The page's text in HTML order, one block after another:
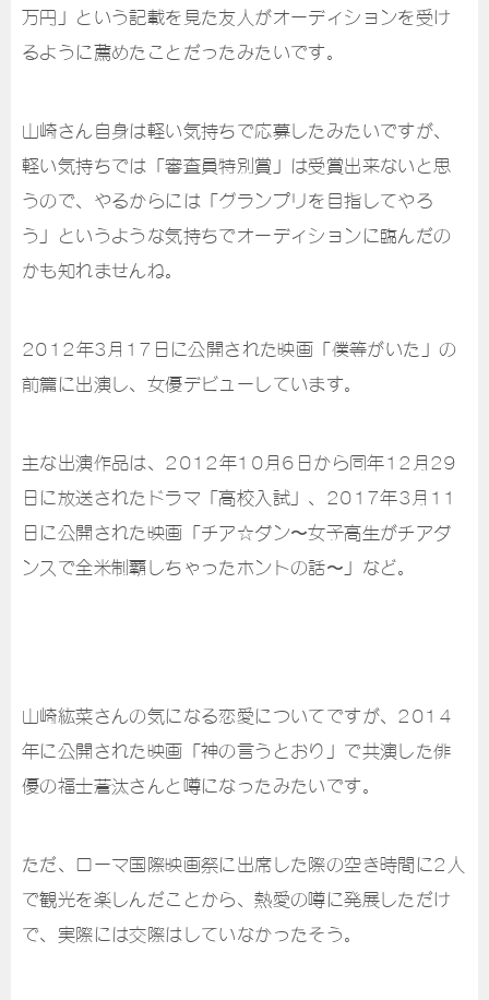
万円」という記載を見た友人がオーディションを受け
るように薦めたことだったみたいです。
山崎さん自身は軽い気持ちで応募したみたいですが、
軽い気持ちでは「審査員特別賞」は受賞出来ないと思
うので、やるからには「グランプリを目指してやろ
う」というような気持ちでオーディションに臨んだの
かも知れませんね。
2012年3月17日に公開された映画「僕等がいた」の
前篇に出演し、女優デビューしています。
主な出演作品は、2012年10月6日から同年12月29
日に放送されたドラマ「高校入試」、2017年3月11
日に公開された映画「チア☆ダン〜女子高生がチアダ
ンスで全米制覇しちゃったホントの話〜」など。
山崎紘菜さんの気になる恋愛についてですが、2014
年に公開された映画「神の言うとおり」で共演した俳
優の福士蒼汰さんと噂になったみたいです。
ただ、ローマ国際映画祭に出席した際の空き時間に2人
で観光を楽しんだことから、熱愛の噂に発展しただけ
で、実際には交際はしていなかったそう。